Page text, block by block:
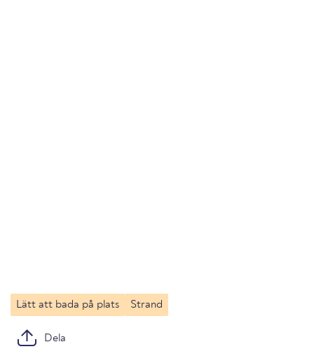
Lätt att bada på plats Strand
Dela